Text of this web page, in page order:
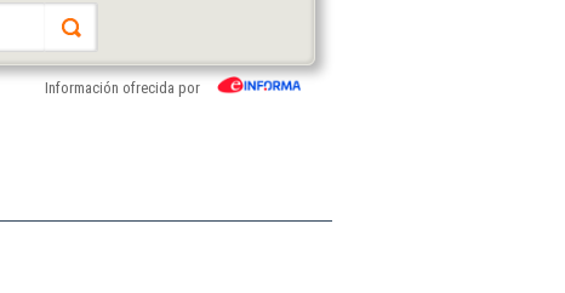
Información ofrecida por